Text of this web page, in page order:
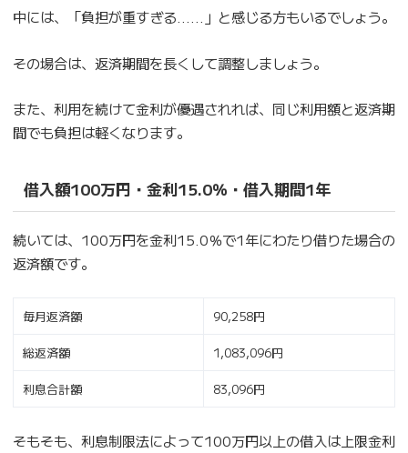
中には、「負担が重すぎる……」と感じる方もいるでしょう。
その場合は、返済期間を長くして調整しましょう。
また、利用を続けて金利が優遇されれば、同じ利用額と返済期
間でも負担は軽くなります。
借入額100万円・金利15.0％・借入期間1年
続いては、100万円を金利15.0％で1年にわたり借りた場合の
返済額です。
毎月返済額 90,258円
総返済額 1,083,096円
利息合計額 83,096円
そもそも、利息制限法によって100万円以上の借入は上限金利